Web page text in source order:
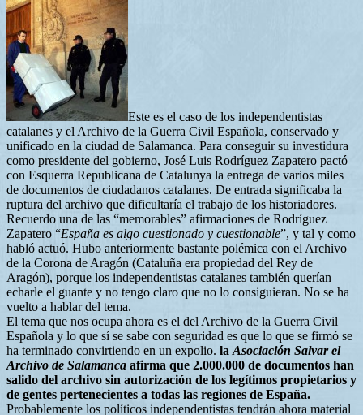
Este es el caso de los independentistas
catalanes y el Archivo de la Guerra Civil Española, conservado y
unificado en la ciudad de Salamanca. Para conseguir su investidura
como presidente del gobierno, José Luis Rodríguez Zapatero pactó
con Esquerra Republicana de Catalunya la entrega de varios miles
de documentos de ciudadanos catalanes. De entrada significaba la
ruptura del archivo que dificultaría el trabajo de los historiadores.
Recuerdo una de las “memorables” afirmaciones de Rodríguez
Zapatero “España es algo cuestionado y cuestionable”, y tal y como
habló actuó. Hubo anteriormente bastante polémica con el Archivo
de la Corona de Aragón (Cataluña era propiedad del Rey de
Aragón), porque los independentistas catalanes también querían
echarle el guante y no tengo claro que no lo consiguieran. No se ha
vuelto a hablar del tema.
El tema que nos ocupa ahora es el del Archivo de la Guerra Civil
Española y lo que sí se sabe con seguridad es que lo que se firmó se
ha terminado convirtiendo en un expolio. laAsociación Salvar el
Archivo de Salamanca afirma que 2.000.000 de documentos han
salido del archivo sin autorización de los legítimos propietarios y
de gentes pertenecientes a todas las regiones de España.
Probablemente los políticos independentistas tendrán ahora material